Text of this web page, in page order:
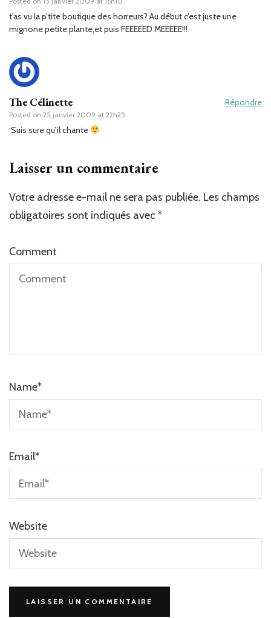
t’as vu la p’tite boutique des horreurs? Au début c’est juste une
mignone petite plante,et puis FEEEEED MEEEEE!!!
The Célinette
Posted on 25 janvier 2009 at 22h25
Répondre
‘Suis sure qu’il chante
Laisser un commentaire
Votre adresse e-mail ne sera pas publiée. Les champs
obligatoires sont indiqués avec *
Comment
Name*
Email*
Website